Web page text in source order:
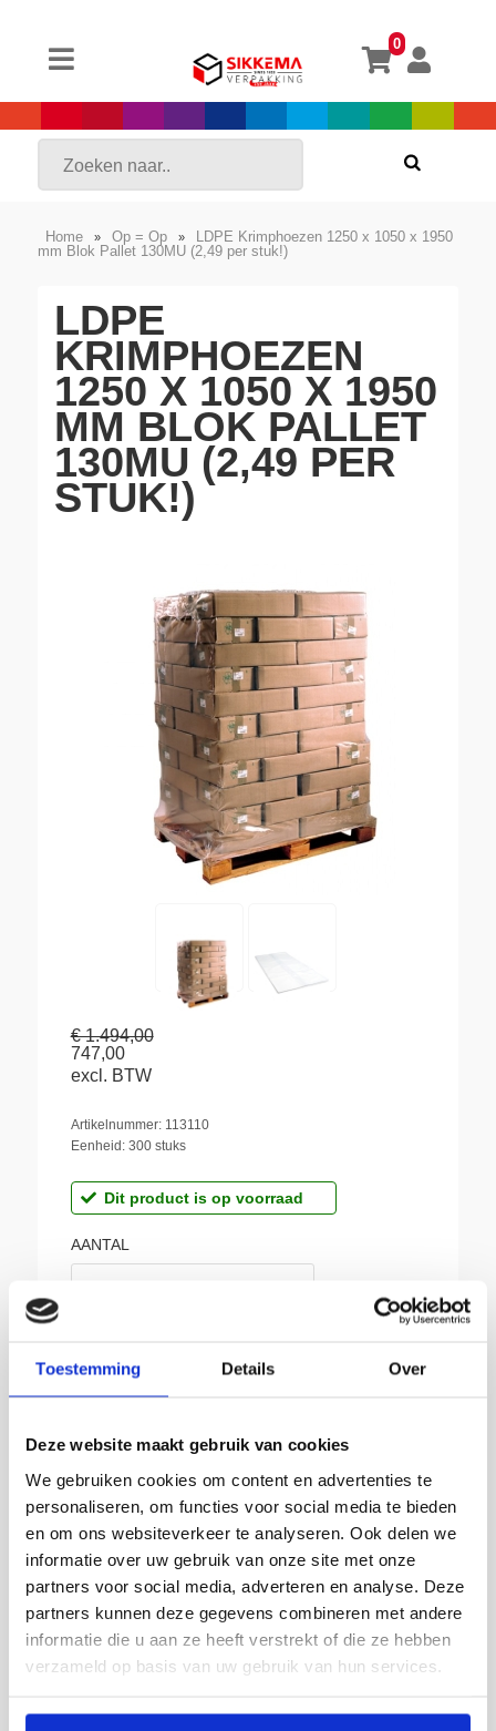
Toestemming Details Over
Deze website maakt gebruik van cookies
We gebruiken cookies om content en advertenties te
personaliseren, om functies voor social media te bieden
en om ons websiteverkeer te analyseren. Ook delen we
informatie over uw gebruik van onze site met onze
partners voor social media, adverteren en analyse. Deze
partners kunnen deze gegevens combineren met andere
informatie die u aan ze heeft verstrekt of die ze hebben
verzameld op basis van uw gebruik van hun services.
0
Home » Op = Op »
LDPE Krimphoezen 1250 x 1050 x 1950
mm Blok Pallet 130MU (2,49 per stuk!)
LDPE
KRIMPHOEZEN
1250 X 1050 X 1950
MM BLOK PALLET
130MU (2,49 PER
STUK!)
€ 1.494,00
747,00
excl. BTW
Artikelnummer: 113110
Eenheid: 300 stuks
Dit product is op voorraad
AANTAL
BIJ SIKKEMA:
Gratis afhalen in Groningen
Franco vanaf € 150,-
Leverbaar uit voorraad
Advies op maat
Snelle levering